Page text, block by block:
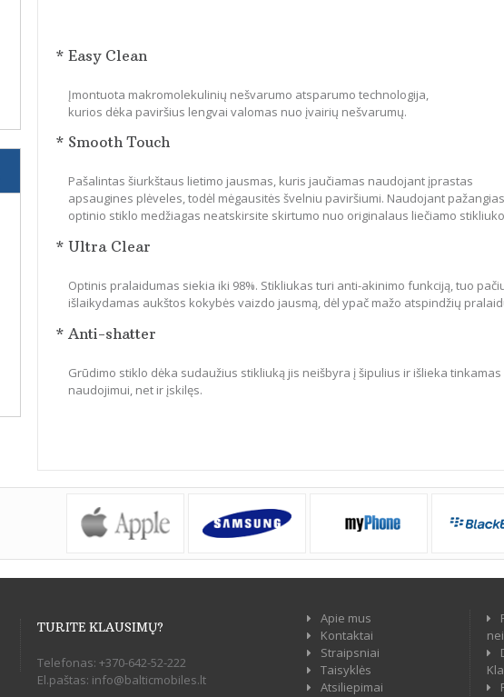
* Easy Clean
Įmontuota makromolekulinių nešvarumo atsparumo technologija,
kurios dėka paviršius lengvai valomas nuo įvairių nešvarumų.
* Smooth Touch
Pašalintas šiurkštaus lietimo jausmas, kuris jaučiamas naudojant įprastas
apsaugines plėveles, todėl mėgausitės švelniu paviršiumi. Naudojant pažangias
optinio stiklo medžiagas neatskirsite skirtumo nuo originalaus liečiamo
* Ultra Clear
Optinis pralaidumas siekia iki 98%. Stikliukas turi anti-akinimo funkciją, tuo
išlaikydamas aukštos kokybės vaizdo jausmą, dėl ypač mažo atspindžių
* Anti-shatter
Grūdimo stiklo dėka sudaužius stikliuką jis neišbyra į šipulius ir išlieka tinkamas
naudojimui, net ir įskilęs.
TURITE KLAUSIMŲ?
Telefonas: +370-642-52-222
El.paštas: info@balticmobiles.lt
Apie mus
Kontaktai
Straipsniai
Taisyklės
Atsiliepimai